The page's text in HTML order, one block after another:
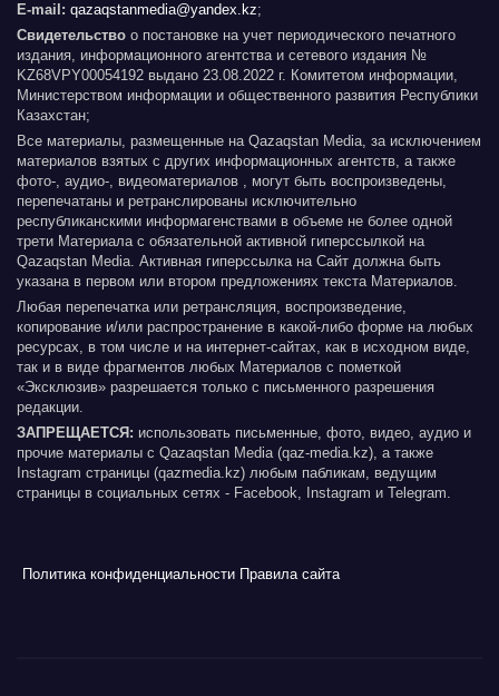
E-mail: qazaqstanmedia@yandex.kz;
Свидетельство о постановке на учет периодического печатного
издания, информационного агентства и сетевого издания №
KZ68VPY00054192 выдано 23.08.2022 г. Комитетом информации,
Министерством информации и общественного развития Республики
Казахстан;
Все материалы, размещенные на Qazaqstan Media, за исключением
материалов взятых с других информационных агентств, а также
фото-, аудио-, видеоматериалов , могут быть воспроизведены,
перепечатаны и ретранслированы исключительно
республиканскими информагенствами в объеме не более одной
трети Материала с обязательной активной гиперссылкой на
Qazaqstan Media. Активная гиперссылка на Сайт должна быть
указана в первом или втором предложениях текста Материалов.
Любая перепечатка или ретрансляция, воспроизведение,
копирование и/или распространение в какой-либо форме на любых
ресурсах, в том числе и на интернет-сайтах, как в исходном виде,
так и в виде фрагментов любых Материалов с пометкой
«Эксклюзив» разрешается только с письменного разрешения
редакции.
ЗАПРЕЩАЕТСЯ: использовать письменные, фото, видео, аудио и
прочие материалы с Qazaqstan Media (qaz-media.kz), а также
Instagram страницы (qazmedia.kz) любым пабликам, ведущим
страницы в социальных сетях - Facebook, Instagram и Telegram.
Политика конфиденциальности Правила сайта